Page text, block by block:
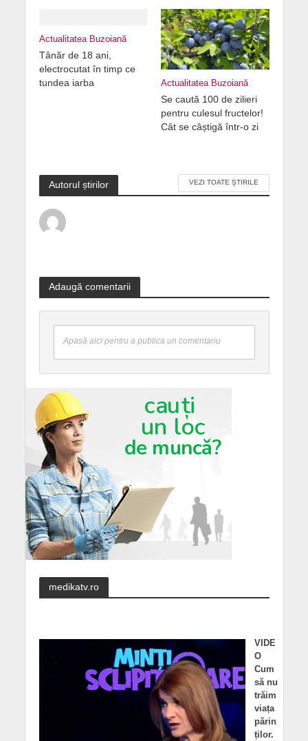
Actualitatea Buzoiană
Tânăr de 18 ani,
electrocutat în timp ce
tundea iarba
Actualitatea Buzoiană
Se caută 100 de zilieri
pentru culesul fructelor!
Cât se câștigă într-o zi
Autorul știrilor VEZI TOATE ȘTIRILE
Adaugă comentarii
Apasă aici pentru a publica un comentariu
medikatv.ro
VIDE
O
Cum
să nu
trăim
viața
părin
ților.